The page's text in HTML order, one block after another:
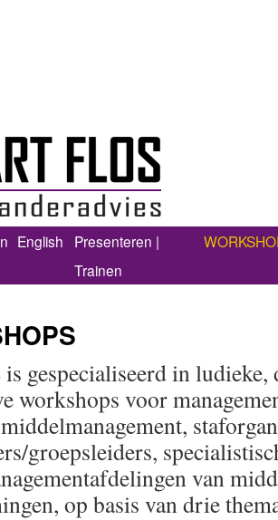
English
Presenteren |
Trainen
is gespecialiseerd in ludieke,
workshops voor
groepsleiders,
van
op basis van drie